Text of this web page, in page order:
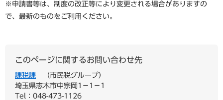
※申請書等は、制度の改正等により変更される場合がありますの
で、最新のものをご利用ください。
このページに関するお問い合わせ先
課税課
市民税グループ
埼玉県志木市中宗岡1−1−1
Tel：048-473-1126